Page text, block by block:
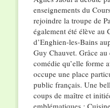
enseignements du
rejoindre la troupe de
également été élève au
d’Enghien-les-Bains
Guy Chauvet. Grâce
comédie qu’elle forme
occupe une place
public français. Une
coups de maître et